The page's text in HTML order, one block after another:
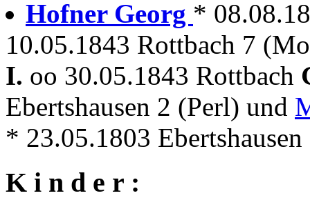
Hofner Georg *
10.05.1843 Rottbach 7
I. oo 30.05.1843 Rottbach
Ebertshausen 2 (Perl) und
* 23.05.1803
K i n d e r :